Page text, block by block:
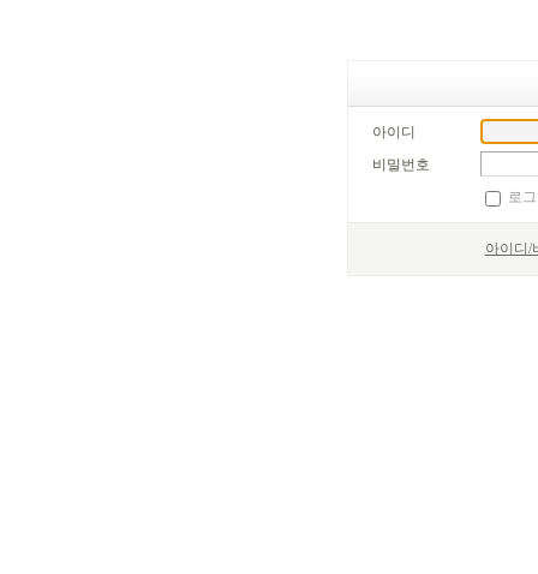
아이디
비밀번호
로
아이디/